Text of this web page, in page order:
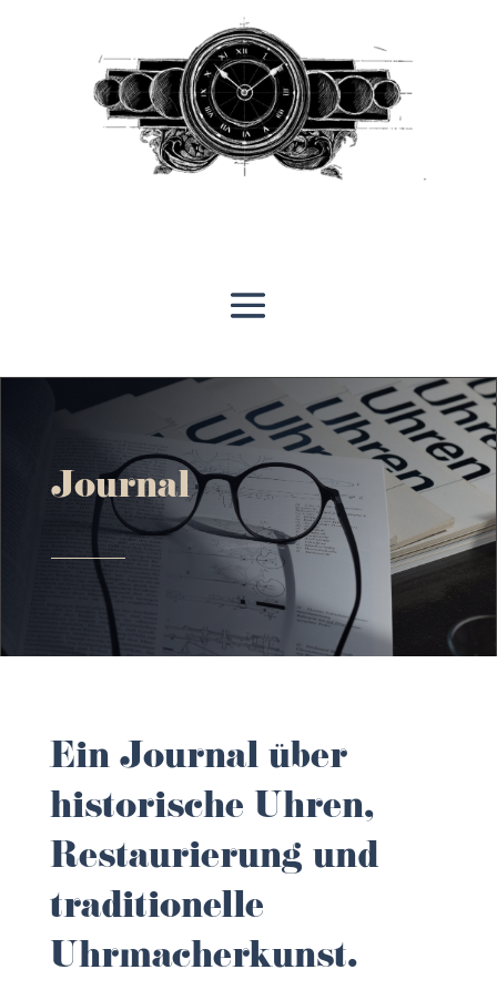
Journal
Ein Journal über
historische Uhren,
Restaurierung und
traditionelle
Uhrmacherkunst.